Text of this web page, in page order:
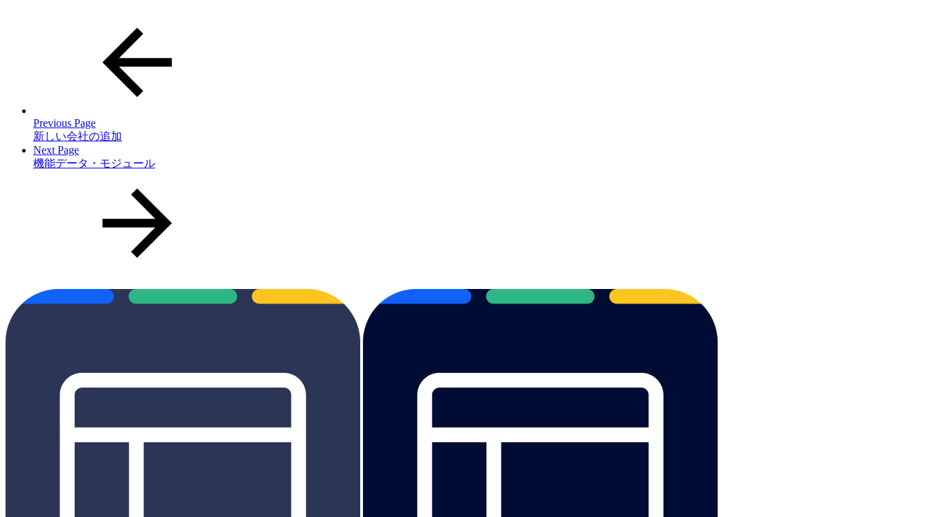
Previous Page
新しい会社の追加
Next Page
機能データ・モジュール